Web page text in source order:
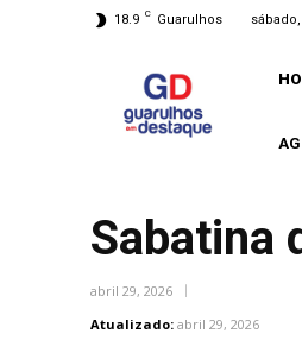
18.9 C Guarulhos
Sabatina
abril 29, 2026
Atualizado: abril 29, 2026